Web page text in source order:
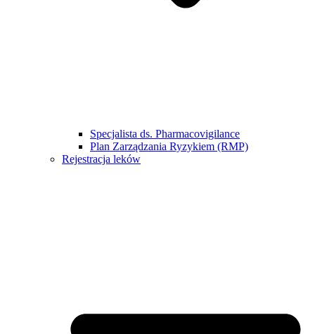
Specjalista ds. Pharmacovigilance
Plan Zarządzania Ryzykiem (RMP)
Rejestracja leków